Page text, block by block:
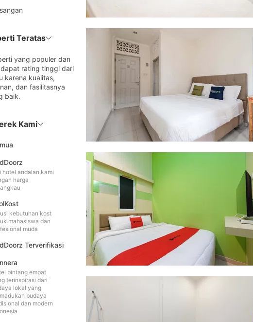
Teratas
yang populer dan
rating tinggi dari
karena kualitas,
dan fasilitasnya
baik.
Kami
hotel andalan kami
harga
kebutuhan kost
mahasiswa dan
muda
Terverifikasi
bintang empat
terinspirasi dari
lokal yang
budaya
dan modern